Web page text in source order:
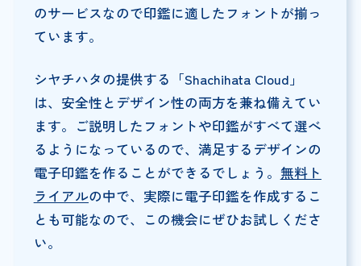
のサービスなので印鑑に適したフォントが揃っ
ています。
シヤチハタの提供する「Shachihata Cloud」
は、安全性とデザイン性の両方を兼ね備えてい
ます。ご説明したフォントや印鑑がすべて選べ
るようになっているので、満足するデザインの
電子印鑑を作ることができるでしょう。 無料ト
ライアルの中で、実際に電子印鑑を作成するこ
とも可能なので、この機会にぜひお試しくださ
い。